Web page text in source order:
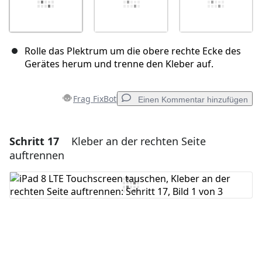
Rolle das Plektrum um die obere rechte Ecke des
Gerätes herum und trenne den Kleber auf.
Frag FixBot Einen Kommentar hinzufügen
Einen Kommentar hinzufügen
Kommentar hinzufügen
Schritt 17
Kleber an der rechten Seite
auftrennen